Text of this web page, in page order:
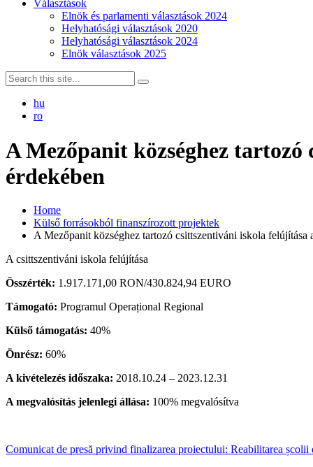
Választások
Elnök és parlamenti választások 2024
Helyhatósági választások 2020
Helyhatósági választások 2024
Elnök választások 2025
hu
ro
A Mezőpanit községhez
érdekében
Home
Külső forrásokból finanszírozott projektek
A Mezőpanit községhez tartozó csittszentiváni iskola felújítása
A csittszentiváni iskola felújítása
Összérték: 1.917.171,00 RON/430.824,94 EURO
Támogató: Programul Operațional Regional
Külső támogatás: 40%
Önrész: 60%
A kivételezés időszaka: 2018.10.24 – 2023.12.31
A megvalósítás jelenlegi állása: 100% megvalósítva
Comunicat de presă privind finalizarea proiectului: Reabilitarea